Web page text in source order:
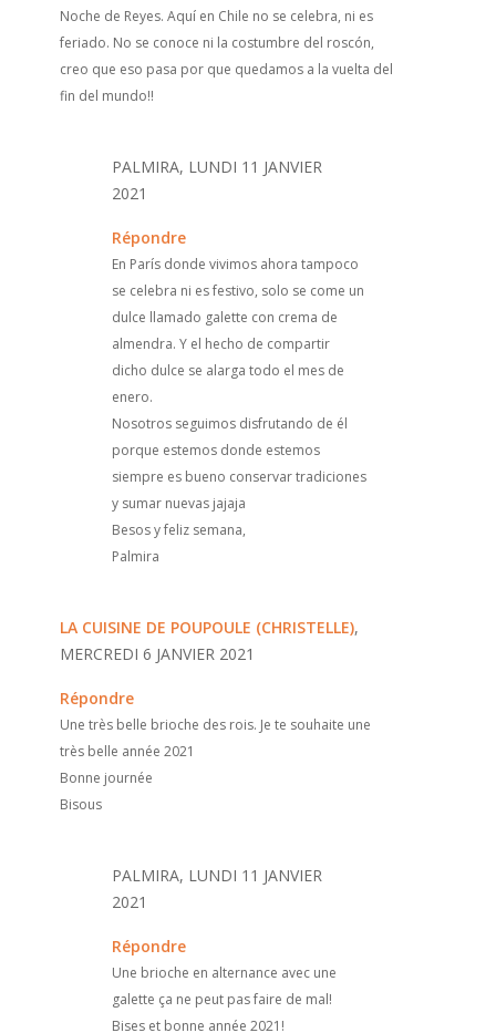
Noche de Reyes. Aquí en Chile no se celebra, ni es
feriado. No se conoce ni la costumbre del roscón,
creo que eso pasa por que quedamos a la vuelta del
fin del mundo!!
PALMIRA, LUNDI 11 JANVIER
2021
Répondre
En París donde vivimos ahora tampoco
se celebra ni es festivo, solo se come un
dulce llamado galette con crema de
almendra. Y el hecho de compartir
dicho dulce se alarga todo el mes de
enero.
Nosotros seguimos disfrutando de él
porque estemos donde estemos
siempre es bueno conservar tradiciones
y sumar nuevas jajaja
Besos y feliz semana,
Palmira
LA CUISINE DE POUPOULE (CHRISTELLE),
MERCREDI 6 JANVIER 2021
Répondre
Une très belle brioche des rois. Je te souhaite une
très belle année 2021
Bonne journée
Bisous
PALMIRA, LUNDI 11 JANVIER
2021
Répondre
Une brioche en alternance avec une
galette ça ne peut pas faire de mal!
Bises et bonne année 2021!